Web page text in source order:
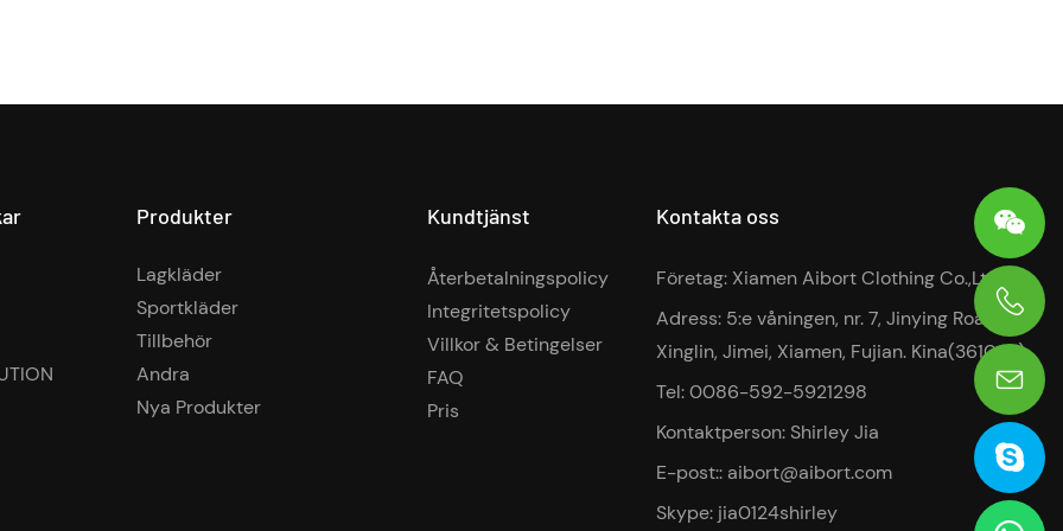
Produkter
Lagkläder
Sportkläder
Tillbehör
Andra
Nya Produkter
Kundtjänst
Återbetalningspolicy
Integritetspolicy
Villkor & Betingelser
FAQ
Pris
Kontakta oss
Företag: Xiamen Aibort Clothing Co.,Ltd
Adress: 5:e våningen, nr. 7, Jinying Road,
Xinglin, Jimei, Xiamen, Fujian. Kina(361022)
Tel: 0086-592-5921298
Kontaktperson: Shirley Jia
E-post:: aibort@aibort.com
Skype: jia0124shirley